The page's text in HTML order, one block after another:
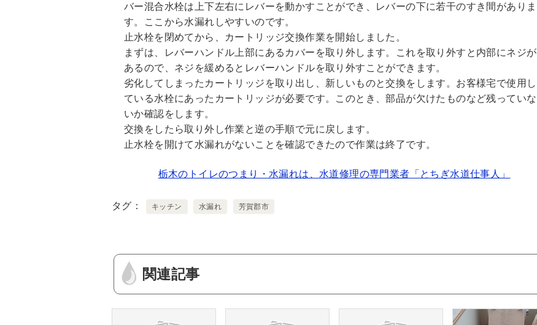
バー混合水栓は上下左右にレバーを動かすことができ、レバーの下に若干のすき間がありま
す。ここから水漏れしやすいのです。
止水栓を閉めてから、カートリッジ交換作業を開始しました。
まずは、レバーハンドル上部にあるカバーを取り外します。これを取り外すと内部にネジが
あるので、ネジを緩めるとレバーハンドルを取り外すことができます。
劣化してしまったカートリッジを取り出し、新しいものと交換をします。お客様宅で使用し
ている水栓にあったカートリッジが必要です。このとき、部品が欠けたものなど残っていな
いか確認をします。
交換をしたら取り外し作業と逆の手順で元に戻します。
止水栓を開けて水漏れがないことを確認できたので作業は終了です。
栃木のトイレのつまり・水漏れは、水道修理の専門業者「とちぎ水道仕事人」
タグ キッチン 水漏れ 芳賀郡市
関連記事